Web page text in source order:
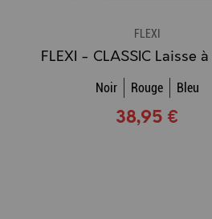
FLEXI
Noir Rouge Bleu
38,95 €